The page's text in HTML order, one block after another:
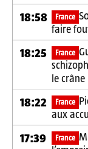
18:58 France
faire
18:25 France
le crâne
18:22 France
aux
17:39 France